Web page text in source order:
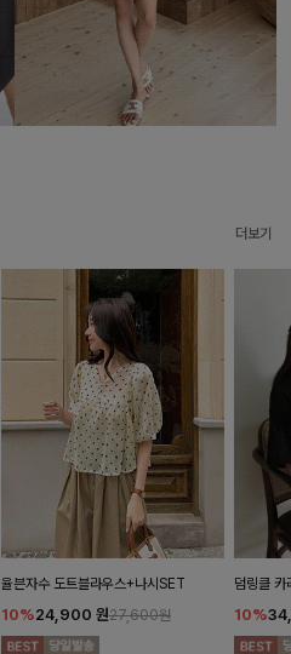
더보기
율븐자수 도트블라우스+나시SET
10%24,900 원27,600원
덤링클 카
10%